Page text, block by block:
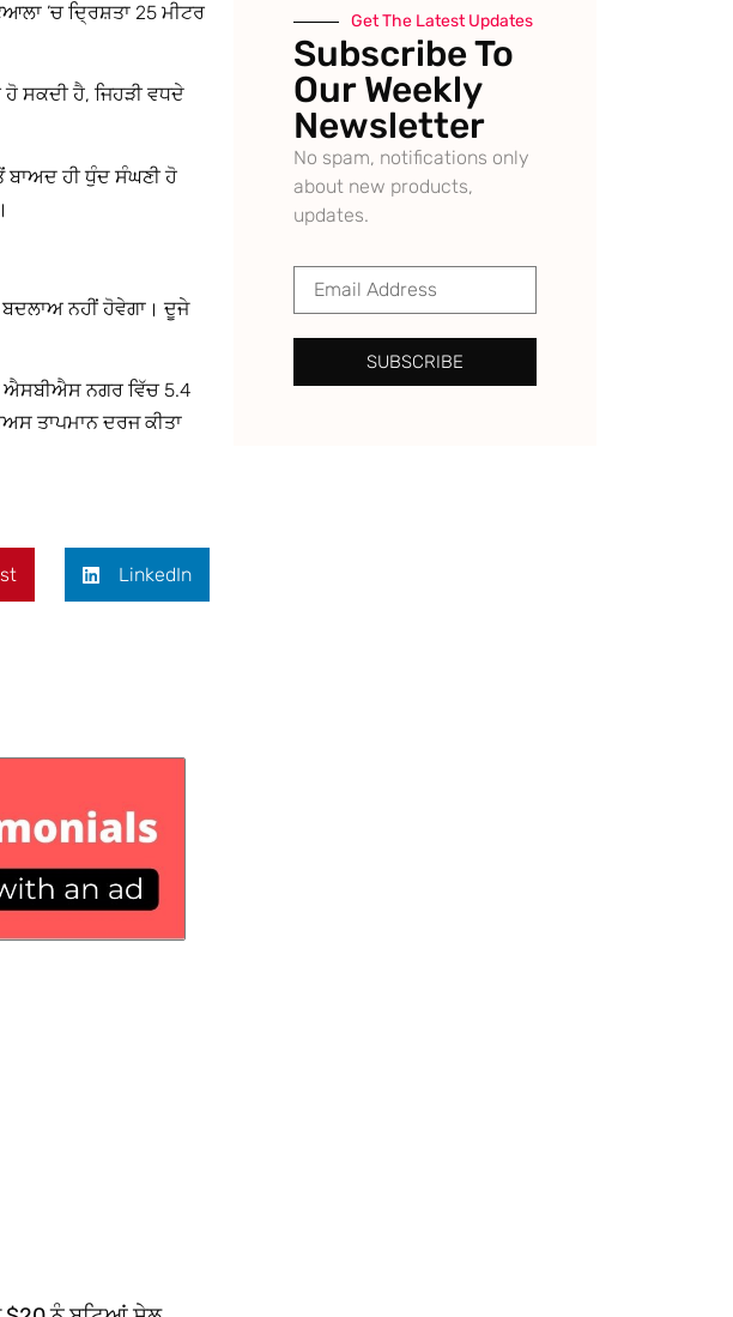
’ਚ ਦ੍ਰਿਸ਼ਤਾ 25 ਮੀਟਰ
ਸਕਦੀ ਹੈ, ਜਿਹੜੀ ਵਧਦੇ
ਬਾਅਦ ਹੀ ਧੁੰਦ ਸੰਘਣੀ ਹੋ
ਨਹੀਂ ਹੋਵੇਗਾ। ਦੂਜੇ
ਐਸਬੀਐਸ ਨਗਰ ਵਿੱਚ 5.4
ਤਾਪਮਾਨ ਦਰਜ ਕੀਤਾ
LinkedIn
Get The Latest Updates
Subscribe To
Our Weekly
Newsletter
No spam, notifications only
about new products,
updates.
SUBSCRIBE